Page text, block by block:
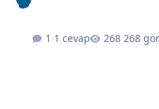
1 cevap 268